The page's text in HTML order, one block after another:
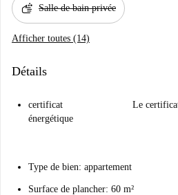
soap Salle de bain privée
Afficher toutes (14)
Détails
certificat
énergétique
Le
Type de bien: appartement
Surface de plancher: 60 m²